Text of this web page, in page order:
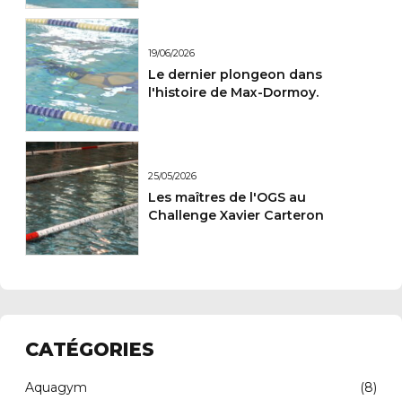
19/06/2026
Le dernier plongeon dans
l'histoire de Max-Dormoy.
25/05/2026
Les maîtres de l'OGS au
Challenge Xavier Carteron
CATÉGORIES
Aquagym (8)